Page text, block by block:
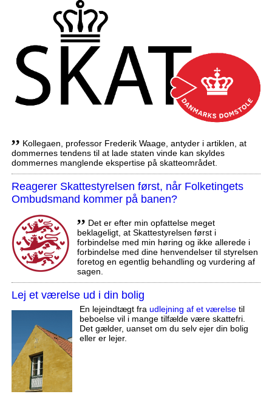
,, Kollegaen, professor Frederik Waage, antyder i artiklen, at
dommernes tendens til at lade staten vinde kan skyldes
dommernes manglende ekspertise på skatteområdet.
Reagerer Skattestyrelsen først, når Folketingets
Ombudsmand kommer på banen?
,, Det er efter min opfattelse meget
beklageligt, at Skattestyrelsen først i
forbindelse med min høring og ikke allerede i
forbindelse med dine henvendelser til styrelsen
foretog en egentlig behandling og vurdering af
sagen.
Lej et værelse ud i din bolig
En lejeindtægt fra udlejning af et værelsetil
beboelse vil i mange tilfælde være skattefri.
Det gælder, uanset om du selv ejer din bolig
eller er lejer.